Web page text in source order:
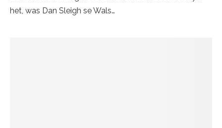
het, was Dan Sleigh se Wals…